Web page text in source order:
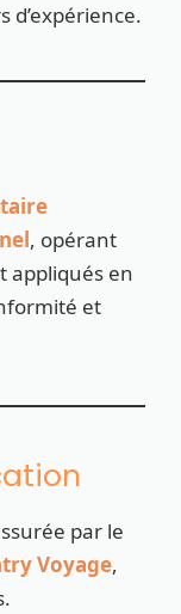
d’expérience.
, opérant
appliqués en
et
par le
Voyage,